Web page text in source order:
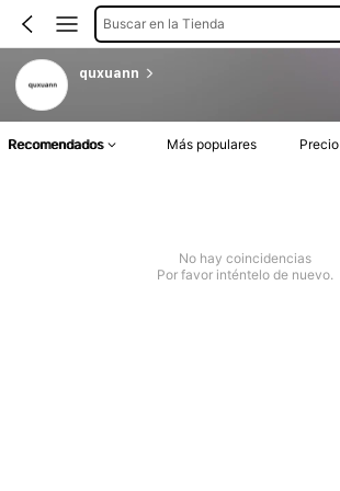
Buscar en la Tienda
quxuann
Recomendados Más populares Precio
No hay coincidencias
Por favor inténtelo de nuevo.